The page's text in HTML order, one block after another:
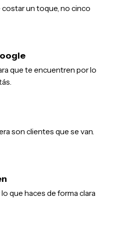
un toque, no cinco
que te encuentren por lo
son clientes que se van.
que haces de forma clara